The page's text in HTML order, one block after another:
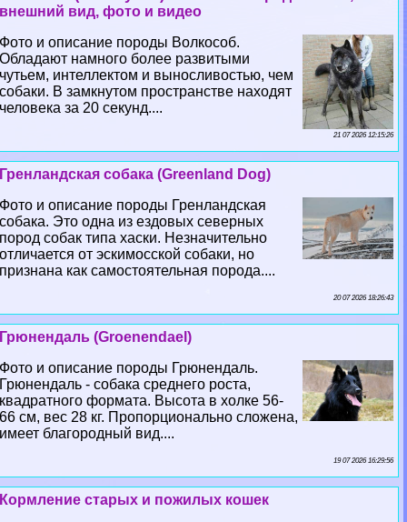
внешний вид, фото и видео
Фото и описание породы Волкособ.
Обладают намного более развитыми
чутьем, интеллектом и выносливостью, чем
собаки. В замкнутом прострaнcтве находят
человека за 20 секунд....
21 07 2026 12:15:26
Гренландская собака (Greenland Dog)
Фото и описание породы Гренландская
собака. Это одна из ездовых северных
пород собак типа хаски. Незначительно
отличается от эскимосской собаки, но
признана как самостоятельная порода....
20 07 2026 18:26:43
Грюнендаль (Groenendael)
Фото и описание породы Грюнендаль.
Грюнендаль - собака среднего роста,
квадратного формата. Высота в холке 56-
66 см, вес 28 кг. Пропорционально сложена,
имеет благородный вид....
19 07 2026 16:29:56
Кормление старых и пожилых кошек